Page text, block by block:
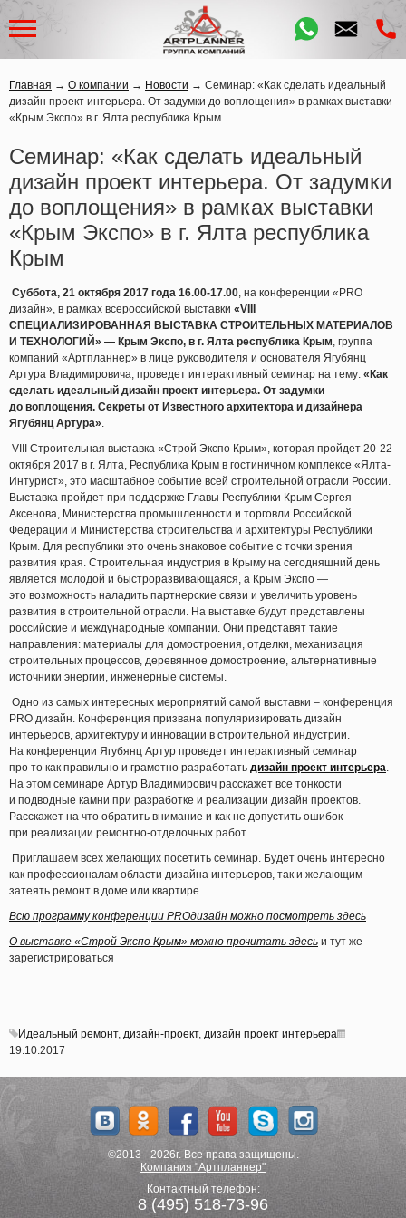
Главная → О компании → Новости → Семинар: «Как сделать идеальный
дизайн проект интерьера. От задумки до воплощения» в рамках выставки
«Крым Экспо» в г. Ялта республика Крым
Семинар: «Как сделать идеальный
дизайн проект интерьера. От задумки
до воплощения» в рамках выставки
«Крым Экспо» в г. Ялта республика
Крым
Суббота, 21 октября 2017 года 16.00-17.00, на конференции «PRO
дизайн», в рамках всероссийской выставки «VIII
СПЕЦИАЛИЗИРОВАННАЯ ВЫСТАВКА СТРОИТЕЛЬНЫХ МАТЕРИАЛОВ
И ТЕХНОЛОГИЙ» — Крым Экспо, в г. Ялта республика Крым, группа
компаний «Артпланнер» в лице руководителя и основателя Ягубянц
Артура Владимировича, проведет интерактивный семинар на тему: «Как
сделать идеальный дизайн проект интерьера. От задумки
до воплощения. Секреты от Известного архитектора и дизайнера
Ягубянц Артура».
VIII Строительная выставка «Строй Экспо Крым», которая пройдет 20-22
октября 2017 в г. Ялта, Республика Крым в гостиничном комплексе «Ялта-
Интурист», это масштабное событие всей строительной отрасли России.
Выставка пройдет при поддержке Главы Республики Крым Сергея
Аксенова, Министерства промышленности и торговли Российской
Федерации и Министерства строительства и архитектуры Республики
Крым. Для республики это очень знаковое событие с точки зрения
развития края. Строительная индустрия в Крыму на сегодняшний день
является молодой и быстроразвивающаяся, а Крым Экспо —
это возможность наладить партнерские связи и увеличить уровень
развития в строительной отрасли. На выставке будут представлены
российские и международные компании. Они представят такие
направления: материалы для домостроения, отделки, механизация
строительных процессов, деревянное домостроение, альтернативные
источники энергии, инженерные системы.
Одно из самых интересных мероприятий самой выставки – конференция
PRO дизайн. Конференция призвана популяризировать дизайн
интерьеров, архитектуру и инновации в строительной индустрии.
На конференции Ягубянц Артур проведет интерактивный семинар
про то как правильно и грамотно разработать дизайн проект интерьера.
На этом семинаре Артур Владимирович расскажет все тонкости
и подводные камни при разработке и реализации дизайн проектов.
Расскажет на что обратить внимание и как не допустить ошибок
при реализации ремонтно-отделочных работ.
Приглашаем всех желающих посетить семинар. Будет очень интересно
как профессионалам области дизайна интерьеров, так и желающим
затеять ремонт в доме или квартире.
Всю программу конференции PROдизайн можно посмотреть здесь
О выставке «Строй Экспо Крым» можно прочитать здесь и тут же
зарегистрироваться
Идеальный ремонт, дизайн-проект, дизайн проект интерьера
19.10.2017
©2013 - 2026г. Все права защищены.
Компания "Артпланнер"
Контактный телефон:
8 (495) 518-73-96